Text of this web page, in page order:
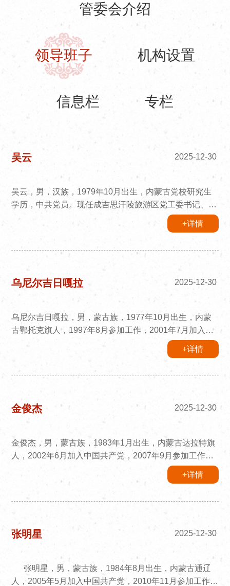
管委会介绍
领导班子 机构设置
信息栏 专栏
吴云 2025-12-30
吴云，男，汉族，1979年10月出生，内蒙古党校研究生
学历，中共党员。现任成吉思汗陵旅游区党工委书记、一
级调研员。主持成陵旅游区党工委全面工作。
+详情
乌尼尔吉日嘎拉 2025-12-30
乌尼尔吉日嘎拉，男，蒙古族，1977年10月出生，内蒙
古鄂托克旗人，1997年8月参加工作，2001年7月加入中
国共产党，内蒙古党校研究生，经济管理专业，现任成吉
思汗陵旅游区党工委副书记、管委会主任。主持成陵旅游
区管委会全面工作。
+详情
金俊杰 2025-12-30
金俊杰，男，蒙古族，1983年1月出生，内蒙古达拉特旗
人，2002年6月加入中国共产党，2007年9月参加工作，
淮南师范学院中文系汉语言文学专业毕业，硕士学历，现
任成吉思汗陵旅游区党工委委员、纪检监察工委书记、四
+详情
张明星 2025-12-30
张明星，男，蒙古族，1984年8月出生，内蒙古通辽
人，2005年5月加入中国共产党，2010年11月参加工作，